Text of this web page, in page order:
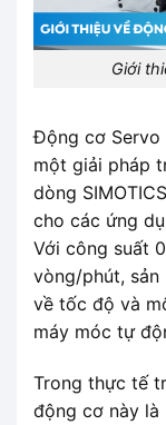
Giới
Động cơ Servo
một giải pháp
dòng
cho các ứng
Với công suất
vòng/phút,
về tốc độ và
máy móc tự
Trong thực tế
động cơ này là